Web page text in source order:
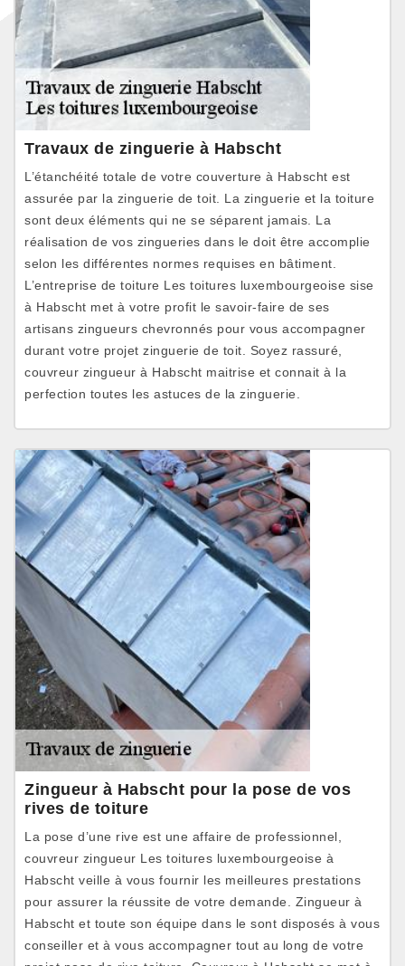
Travaux de zinguerie à Habscht
L’étanchéité totale de votre couverture à Habscht est
assurée par la zinguerie de toit. La zinguerie et la toiture
sont deux éléments qui ne se séparent jamais. La
réalisation de vos zingueries dans le doit être accomplie
selon les différentes normes requises en bâtiment.
L’entreprise de toiture Les toitures luxembourgeoise sise
à Habscht met à votre profit le savoir-faire de ses
artisans zingueurs chevronnés pour vous accompagner
durant votre projet zinguerie de toit. Soyez rassuré,
couvreur zingueur à Habscht maitrise et connait à la
perfection toutes les astuces de la zinguerie.
Zingueur à Habscht pour la pose de vos
rives de toiture
La pose d’une rive est une affaire de professionnel,
couvreur zingueur Les toitures luxembourgeoise à
Habscht veille à vous fournir les meilleures prestations
pour assurer la réussite de votre demande. Zingueur à
Habscht et toute son équipe dans le sont disposés à vous
conseiller et à vous accompagner tout au long de votre